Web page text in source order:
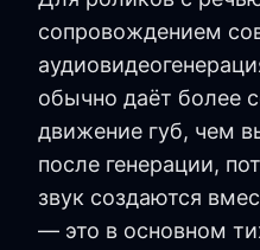
сопровождением
обычно даёт более
движение губ, чем
после генерации,
звук создаются
— это в основном